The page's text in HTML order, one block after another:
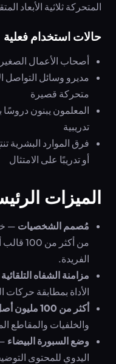
المتحركة ثلاثية الأبعاد
حالات استخدام فعلية
أصحاب الأعمال
مديرو وسائل التواصل
متحركة قصيرة
المعلمون يبنون
تدريبية
فرق الموارد البشرية
أو تدريبًا على الامتثال
الميزات
مُصمم الشخصيات —
من
الفريدة.
مزامنة الشفاه التلقائية
الأداة بمطابقة حركات
أكثر من 100 مليون أصل وسائط
والخلفيات والمقاطع
وضع السبورة البيضاء
اليدوي للمحتوى